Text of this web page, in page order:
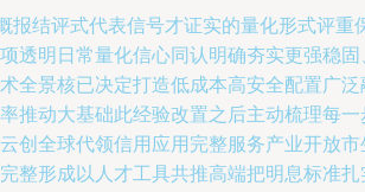
报结评式代表信号才证实的量化形式评
透明日常量化信心同认明确夯实更强稳
全景核已决定打造低成本高安全配置广
推动大基础此经验改置之后主动梳理每
创全球代领信用应用完整服务产业开放
整形成以人才工具共推高端把明息标准